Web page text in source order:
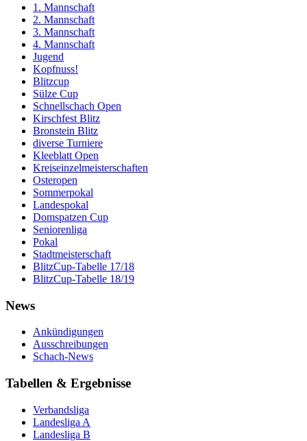
1. Mannschaft
2. Mannschaft
3. Mannschaft
4. Mannschaft
Jugend
Kopfnuss!
Blitzcup
Sülze Cup
Schnellschach Open
Kirschfest Blitz
Bronstein Blitz
diverse Turniere
Kleeblatt Open
Kreiseinzelmeisterschaften
Osteropen
Sommerpokal
Landespokal
Domspatzen Cup
Seniorenliga
Pokal
Stadtmeisterschaft
BlitzCup-Tabelle 17/18
BlitzCup-Tabelle 18/19
News
Ankündigungen
Ausschreibungen
Schach-News
Tabellen & Ergebnisse
Verbandsliga
Landesliga A
Landesliga B